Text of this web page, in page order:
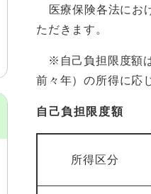
医療保険各法にお
ただきます。
※自己負担限度額は
前々年）の所得に応
自己負担限度額
所得区分